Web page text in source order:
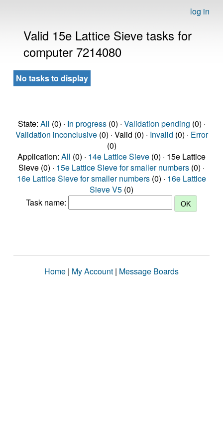
log in
Valid 15e Lattice Sieve tasks for
computer 7214080
No tasks to display
State: All (0) · In progress(0) · Validation pending (0) ·
Validation inconclusive(0) · Valid (0) · Invalid (0) · Error
(0)
Application: All (0) · 14e Lattice Sieve (0) · 15e Lattice
Sieve (0) · 15e Lattice Sieve for smaller numbers (0) ·
16e Lattice Sieve for smaller numbers (0) · 16e Lattice
Sieve V5 (0)
Task name:
Home | My Account | Message Boards